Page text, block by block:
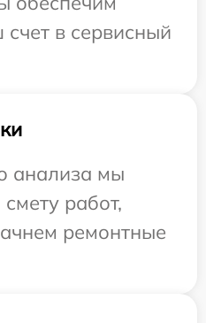
в сервисный
анализа мы
работ,
ремонтные